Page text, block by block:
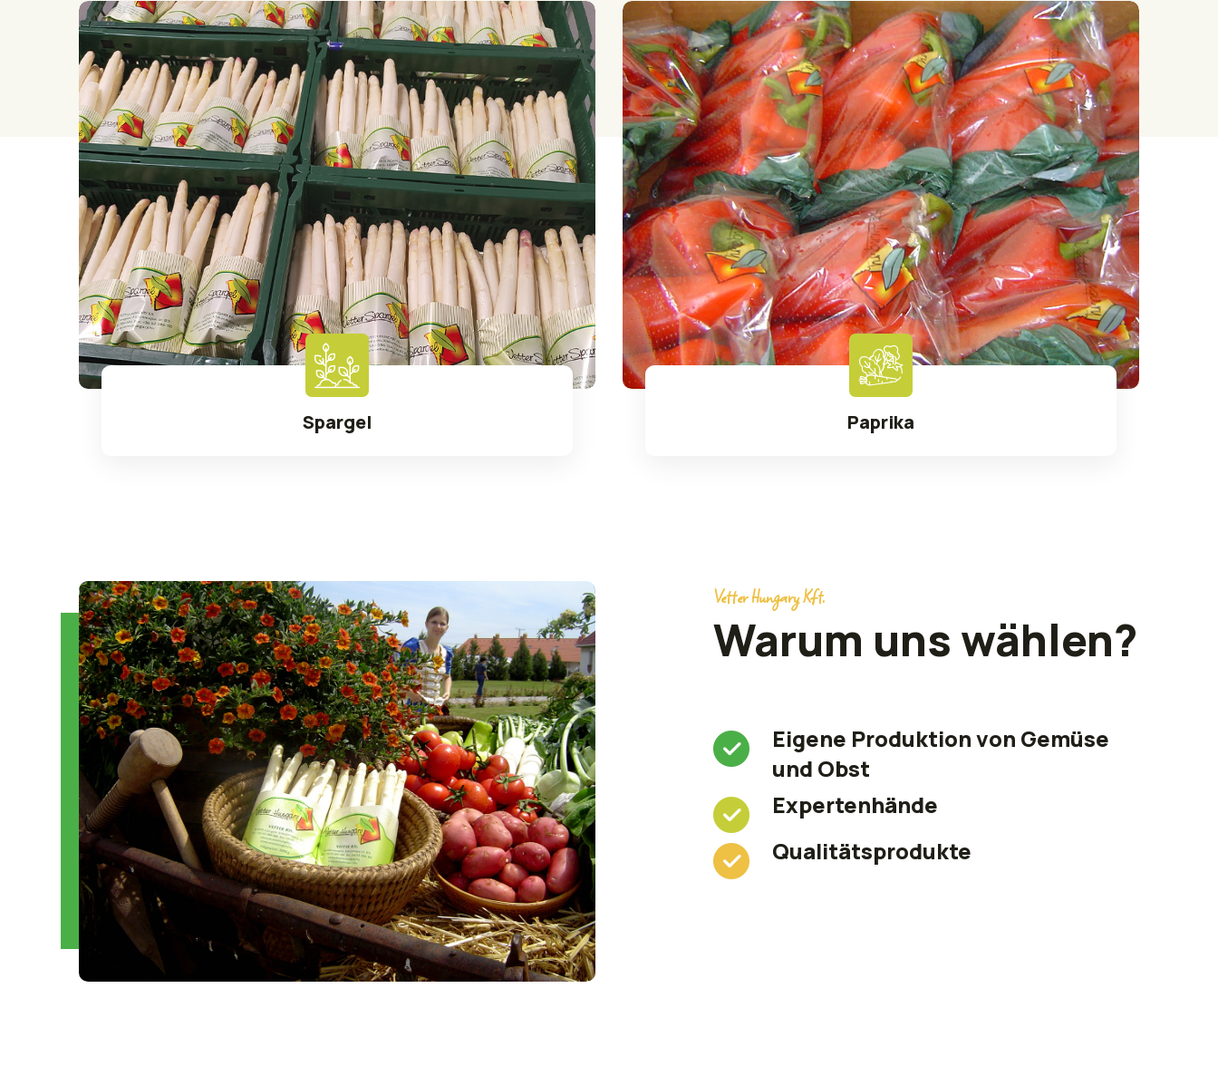
Spargel Paprika
Vetter Hungary Kft.
Warum uns wählen?
Eigene Produktion von Gemüse
und Obst
Expertenhände
Qualitätsprodukte